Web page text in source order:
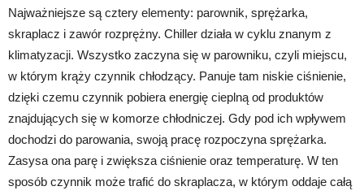
Najważniejsze są cztery elementy: parownik, sprężarka,
skraplacz i zawór rozprężny. Chiller działa w cyklu znanym z
klimatyzacji. Wszystko zaczyna się w parowniku, czyli miejscu,
w którym krąży czynnik chłodzący. Panuje tam niskie ciśnienie,
dzięki czemu czynnik pobiera energię cieplną od produktów
znajdujących się w komorze chłodniczej. Gdy pod ich wpływem
dochodzi do parowania, swoją pracę rozpoczyna sprężarka.
Zasysa ona parę i zwiększa ciśnienie oraz temperaturę. W ten
sposób czynnik może trafić do skraplacza, w którym oddaje całą